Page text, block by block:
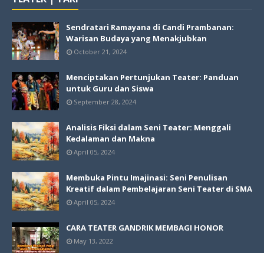
Sendratari Ramayana di Candi Prambanan:
Warisan Budaya yang Menakjubkan
October 21, 2024
Menciptakan Pertunjukan Teater: Panduan
untuk Guru dan Siswa
September 28, 2024
Analisis Fiksi dalam Seni Teater: Menggali
Kedalaman dan Makna
April 05, 2024
Membuka Pintu Imajinasi: Seni Penulisan
Kreatif dalam Pembelajaran Seni Teater di SMA
April 05, 2024
CARA TEATER GANDRIK MEMBAGI HONOR
May 13, 2022